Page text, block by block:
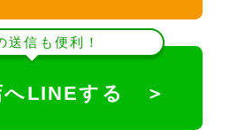
送信も便利！
へLINEする ＞